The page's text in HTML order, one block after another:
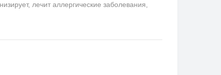
лечит аллергические заболевания,